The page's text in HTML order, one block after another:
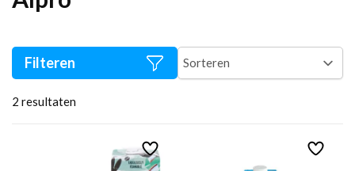
2 resultaten
Filteren